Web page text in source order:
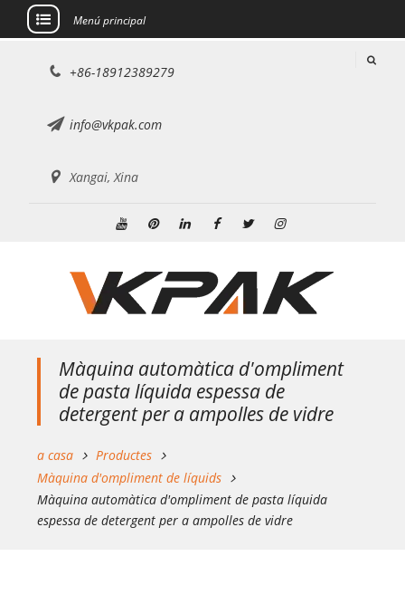
Menú principal
+86-18912389279
info@vkpak.com
Xangai, Xina
Màquina automàtica d'ompliment
de pasta líquida espessa de
detergent per a ampolles de vidre
a casa
Productes
Màquina d'ompliment de líquids
Màquina automàtica d'ompliment de pasta líquida
espessa de detergent per a ampolles de vidre